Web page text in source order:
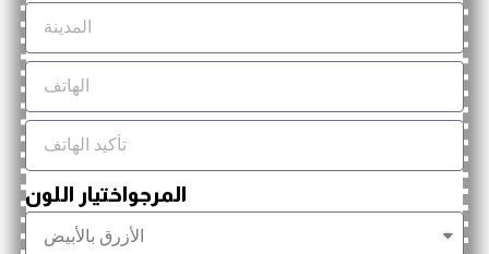
المرجواختيار اللون